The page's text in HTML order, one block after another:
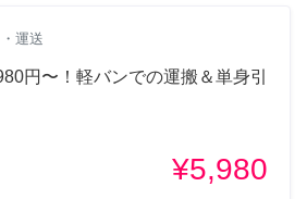
運送
円〜！軽バンでの運搬＆単身引
¥5,980